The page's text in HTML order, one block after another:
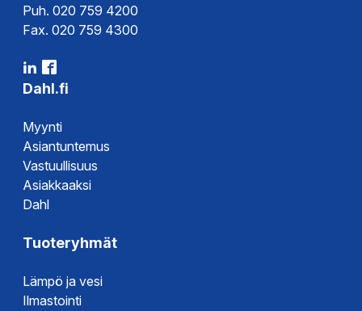
Puh. 020 759 4200
Fax. 020 759 4300
Dahl.fi
Myynti
Asiantuntemus
Vastuullisuus
Asiakkaaksi
Dahl
Tuoteryhmät
Lämpö ja vesi
Ilmastointi